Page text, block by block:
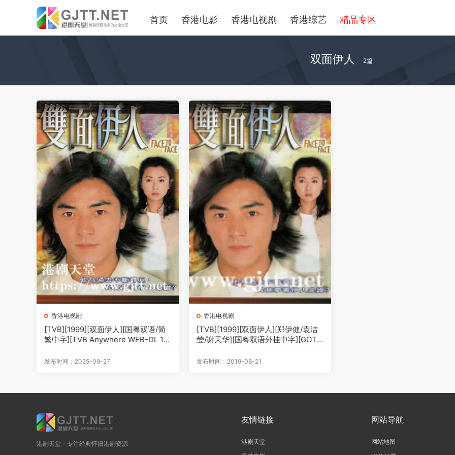
首页 香港电影 香港电视剧 香港综艺 精品专区
双面伊人 2篇
香港电视剧
[TVB][1999][双面伊人][国粤双语/简
繁中字][TVB Anywhere WEB-DL 10
G]
发布时间：2025-09-27
香港电视剧
[TVB][1999][双面伊人][郑伊健/袁洁
莹/谢天华][国粤双语外挂中字][GOTV
发布时间：2019-08-21
港剧天堂 - 专注经典怀旧港剧资源
友情链接
港剧天堂
网站导航
网站地图